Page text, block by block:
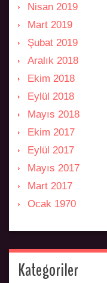
Nisan 2019
Mart 2019
Şubat 2019
Aralık 2018
Ekim 2018
Eylül 2018
Mayıs 2018
Ekim 2017
Eylül 2017
Mayıs 2017
Mart 2017
Ocak 1970
Kategoriler